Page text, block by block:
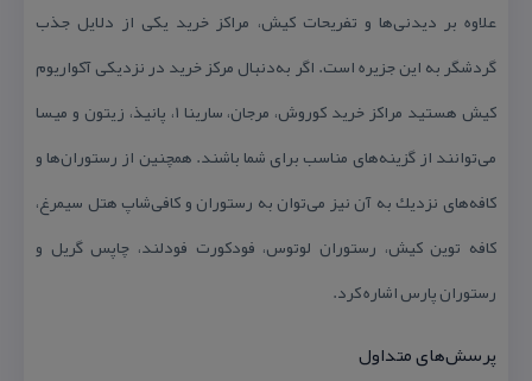
علاوه بر دیدنی‌ها و تفریحات كیش، مراكز خرید یكی از دلایل جذب
گردشگر به این جزیره است. اگر به‌دنبال مركز خرید در نزدیكی آكواریوم
كیش هستید مراكز خرید كوروش، مرجان، سارینا ۱، پانیذ، زیتون و میسا
می‌توانند از گزینه‌های مناسب برای شما باشند. همچنین از رستوران‌ها و
كافه‌های نزدیك به آن نیز می‌توان به رستوران و كافی‌شاپ هتل سیمرغ،
كافه توین كیش، رستوران لوتوس، فودكورت فودلند، چاپس گریل و
رستوران پارس اشاره كرد.
پرسش‌های متداول